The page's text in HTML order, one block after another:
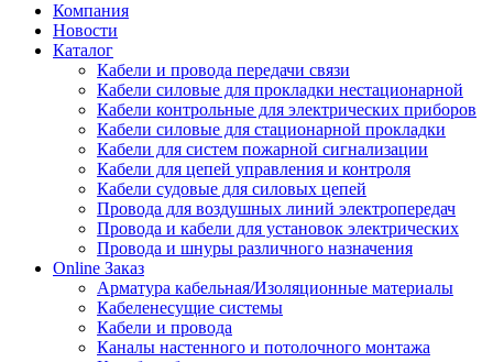
Компания
Новости
Каталог
Кабели и провода передачи связи
Кабели силовые для прокладки нестационарной
Кабели контрольные для электрических приборов
Кабели силовые для стационарной прокладки
Кабели для систем пожарной сигнализации
Кабели для цепей управления и контроля
Кабели судовые для силовых цепей
Провода для воздушных линий электропередач
Провода и кабели для установок электрических
Провода и шнуры различного назначения
Online Заказ
Арматура кабельная/Изоляционные материалы
Кабеленесущие системы
Кабели и провода
Каналы настенного и потолочного монтажа